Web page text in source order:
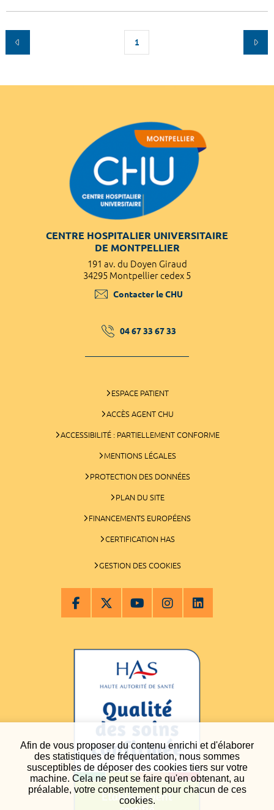
Afin de vous proposer du contenu enrichi et d'élaborer
des statistiques de fréquentation, nous sommes
susceptibles de déposer des cookies tiers sur votre
machine. Cela ne peut se faire qu'en obtenant, au
préalable, votre consentement pour chacun de ces
cookies.
1
CENTRE HOSPITALIER UNIVERSITAIRE
DE MONTPELLIER
191 av. du Doyen Giraud
34295 Montpellier cedex 5
Contacter le CHU
04 67 33 67 33
ESPACE PATIENT
ACCÈS AGENT CHU
ACCESSIBILITÉ : PARTIELLEMENT CONFORME
MENTIONS LÉGALES
PROTECTION DES DONNÉES
PLAN DU SITE
FINANCEMENTS EUROPÉENS
CERTIFICATION HAS
GESTION DES COOKIES